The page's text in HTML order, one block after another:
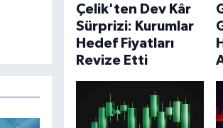
Çelik'ten Dev Kâr
Sürprizi: Kurumlar
Hedef Fiyatları
Revize Etti